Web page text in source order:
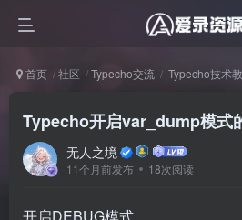
首页 社区 Typecho交流 Typecho技术
Typecho开启var_dump模式
无人之境
11个月前发布 18次阅读